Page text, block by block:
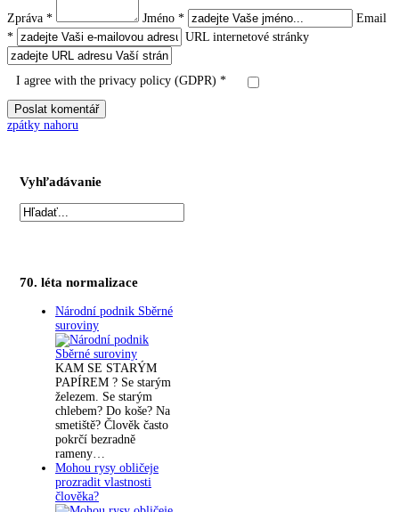
Zpráva * Jméno *
Email
*
URL internetové stránky
I agree with the privacy policy (GDPR) *
zpátky nahoru
Vyhľadávanie
70. léta normalizace
Národní podnik Sběrné
suroviny
KAM SE STARÝM
PAPÍREM ? Se starým
železem. Se starým
chlebem? Do koše? Na
smetiště? Člověk často
pokrčí bezradně
rameny…
Mohou rysy obličeje
prozradit vlastnosti
člověka?